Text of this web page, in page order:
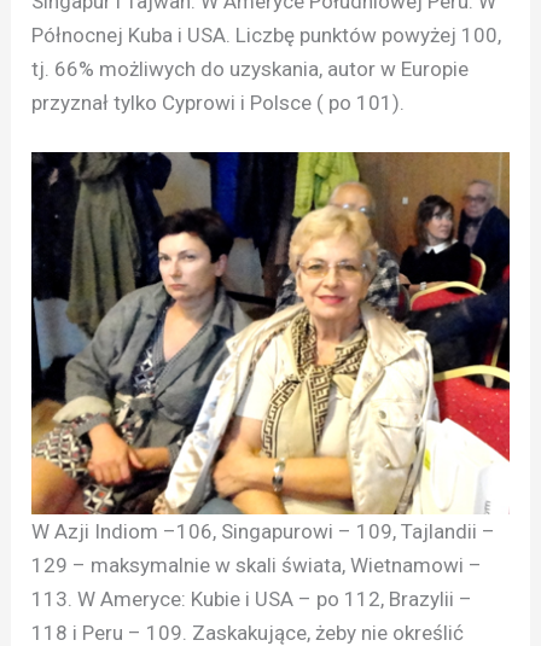
Północnej Kuba i USA. Liczbę punktów powyżej 100,
tj. 66% możliwych do uzyskania, autor w Europie
przyznał tylko Cyprowi i Polsce ( po 101).
W Azji Indiom –106, Singapurowi – 109, Tajlandii –
129 – maksymalnie w skali świata, Wietnamowi –
113. W Ameryce: Kubie i USA – po 112, Brazylii –
118 i Peru – 109. Zaskakujące, żeby nie określić